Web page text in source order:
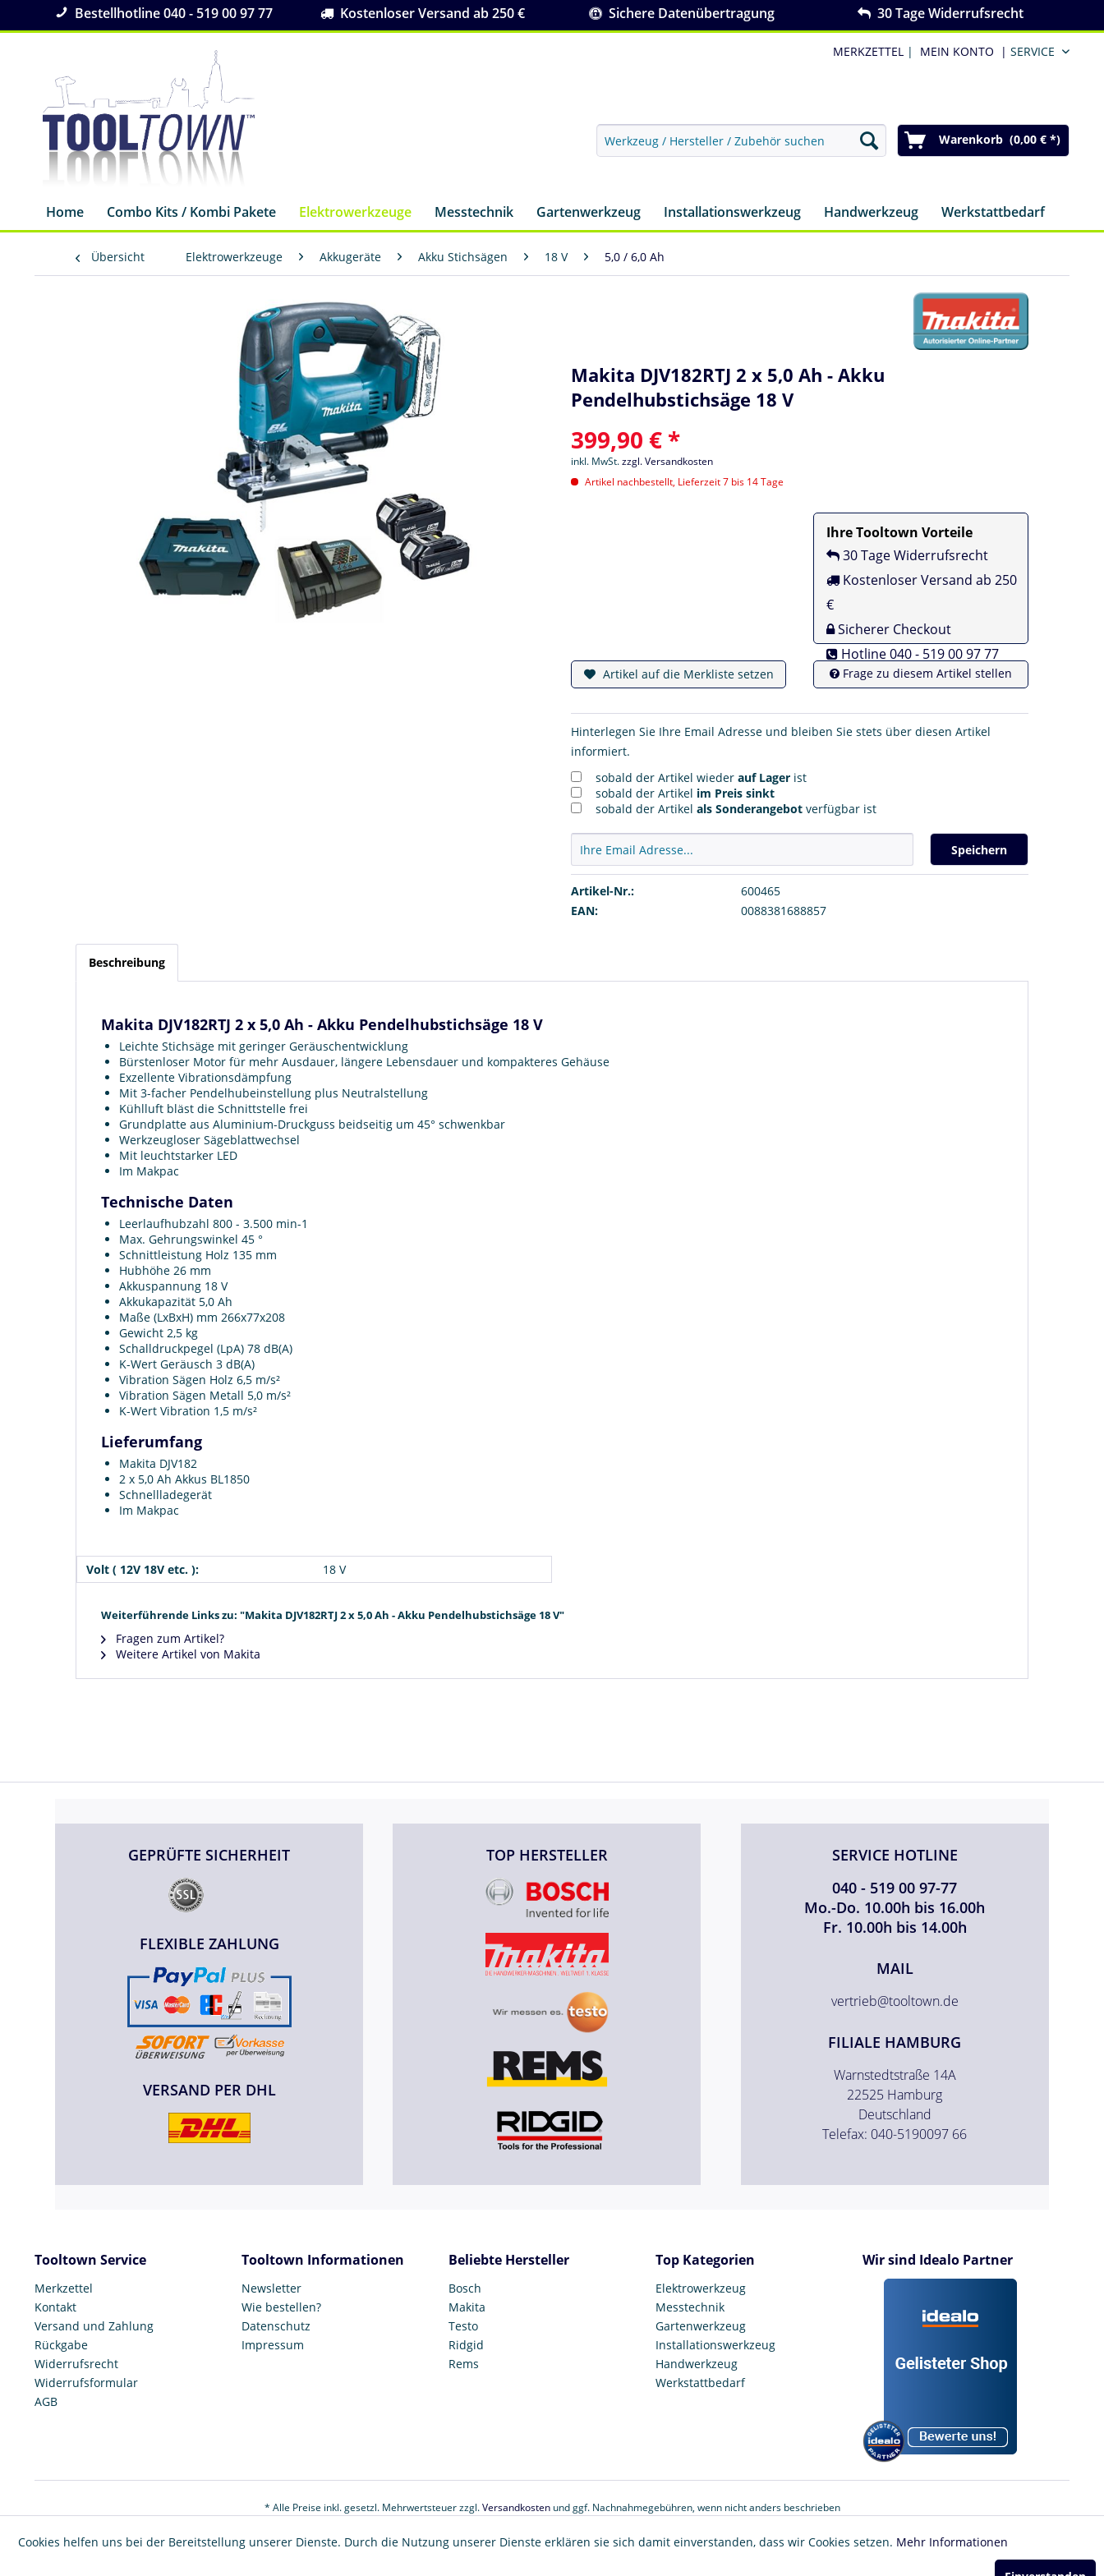
Bestellhotline 040 - 519 00 97 77 Kostenloser Versand ab 250 € Sichere Datenübertragung 30 Tage Widerrufsrecht
MERKZETTEL | MEIN KONTO | SERVICE
Warenkorb (0,00 € *)
Home Combo Kits / Kombi Pakete Elektrowerkzeuge Messtechnik Gartenwerkzeug Installationswerkzeug Handwerkzeug Werkstattbedarf
Übersicht Elektrowerkzeuge Akkugeräte Akku Stichsägen 18 V 5,0 / 6,0 Ah
Makita DJV182RTJ 2 x 5,0 Ah - Akku
Pendelhubstichsäge 18 V
399,90 € *
inkl. MwSt.zzgl. Versandkosten
Artikel nachbestellt, Lieferzeit 7 bis 14 Tage
Ihre Tooltown Vorteile
30 Tage Widerrufsrecht
Kostenloser Versand ab 250
€
Sicherer Checkout
Hotline 040 - 519 00 97 77
Artikel auf die Merkliste setzen Frage zu diesem Artikel stellen
Hinterlegen Sie Ihre Email Adresse und bleiben Sie stets über diesen Artikel
informiert.
sobald der Artikel wiederauf Lager ist
sobald der Artikel im Preis sinkt
sobald der Artikelals Sonderangebot verfügbar ist
Speichern
Artikel-Nr.:
600465
EAN:
0088381688857
Beschreibung
Makita DJV182RTJ 2 x 5,0 Ah - Akku Pendelhubstichsäge 18 V
Leichte Stichsäge mit geringer Geräuschentwicklung
Bürstenloser Motor für mehr Ausdauer, längere Lebensdauer und kompakteres Gehäuse
Exzellente Vibrationsdämpfung
Mit 3-facher Pendelhubeinstellung plus Neutralstellung
Kühlluft bläst die Schnittstelle frei
Grundplatte aus Aluminium-Druckguss beidseitig um 45° schwenkbar
Werkzeugloser Sägeblattwechsel
Mit leuchtstarker LED
Im Makpac
Technische Daten
Leerlaufhubzahl 800 - 3.500 min-1
Max. Gehrungswinkel 45 °
Schnittleistung Holz 135 mm
Hubhöhe 26 mm
Akkuspannung 18 V
Akkukapazität 5,0 Ah
Maße (LxBxH) mm 266x77x208
Gewicht 2,5 kg
Schalldruckpegel (LpA) 78 dB(A)
K-Wert Geräusch 3 dB(A)
Vibration Sägen Holz 6,5 m/s²
Vibration Sägen Metall 5,0 m/s²
K-Wert Vibration 1,5 m/s²
Lieferumfang
Makita DJV182
2 x 5,0 Ah Akkus BL1850
Schnellladegerät
Im Makpac
Volt ( 12V 18V etc. ): 18 V
Weiterführende Links zu: "Makita DJV182RTJ 2 x 5,0 Ah - Akku Pendelhubstichsäge 18 V"
Fragen zum Artikel?
Weitere Artikel von Makita
GEPRÜFTE SICHERHEIT
FLEXIBLE ZAHLUNG
VERSAND PER DHL
TOP HERSTELLER
SERVICE HOTLINE
040 - 519 00 97-77
Mo.-Do. 10.00h bis 16.00h
Fr. 10.00h bis 14.00h
MAIL
vertrieb@tooltown.de
FILIALE HAMBURG
Warnstedtstraße 14A
22525 Hamburg
Deutschland
Telefax: 040-5190097 66
Tooltown Service
Merkzettel
Kontakt
Versand und Zahlung
Rückgabe
Widerrufsrecht
Widerrufsformular
AGB
Tooltown Informationen
Newsletter
Wie bestellen?
Datenschutz
Impressum
Beliebte Hersteller
Bosch
Makita
Testo
Ridgid
Rems
Top Kategorien
Elektrowerkzeug
Messtechnik
Gartenwerkzeug
Installationswerkzeug
Handwerkzeug
Werkstattbedarf
Wir sind Idealo Partner
* Alle Preise inkl. gesetzl. Mehrwertsteuer zzgl.Versandkostenund ggf. Nachnahmegebühren, wenn nicht anders beschrieben
© 2017 Tooltown GmbH
Cookies helfen uns bei der Bereitstellung unserer Dienste. Durch die Nutzung unserer Dienste erklären sie sich damit einverstanden, dass wir Cookies setzen. Mehr Informationen